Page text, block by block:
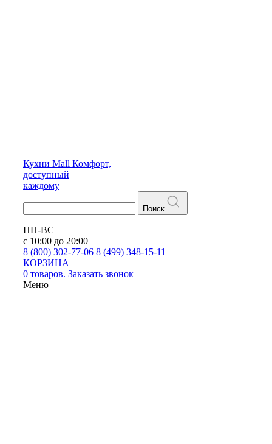
Кухни Mall Комфорт,
доступный
каждому
Поиск
ПН-ВС
с 10:00 до 20:00
8 (800) 302-77-06 8 (499) 348-15-11
КОРЗИНА
0 товаров. Заказать звонок
Меню